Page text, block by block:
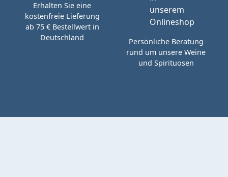
Erhalten Sie eine
kostenfreie Lieferung
ab 75 € Bestellwert in
Deutschland
Persönliche Beratung
rund um unsere Weine
und Spirituosen